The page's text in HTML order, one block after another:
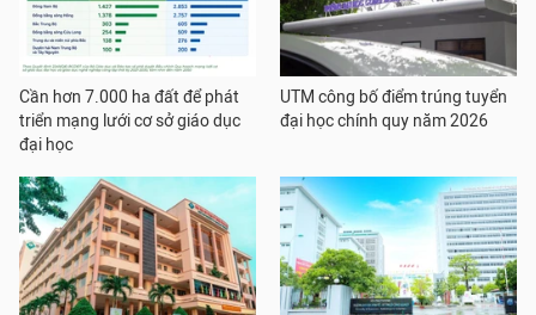
Cần hơn 7.000 ha đất để phát
triển mạng lưới cơ sở giáo dục
đại học
UTM công bố điểm trúng tuyển
đại học chính quy năm 2026